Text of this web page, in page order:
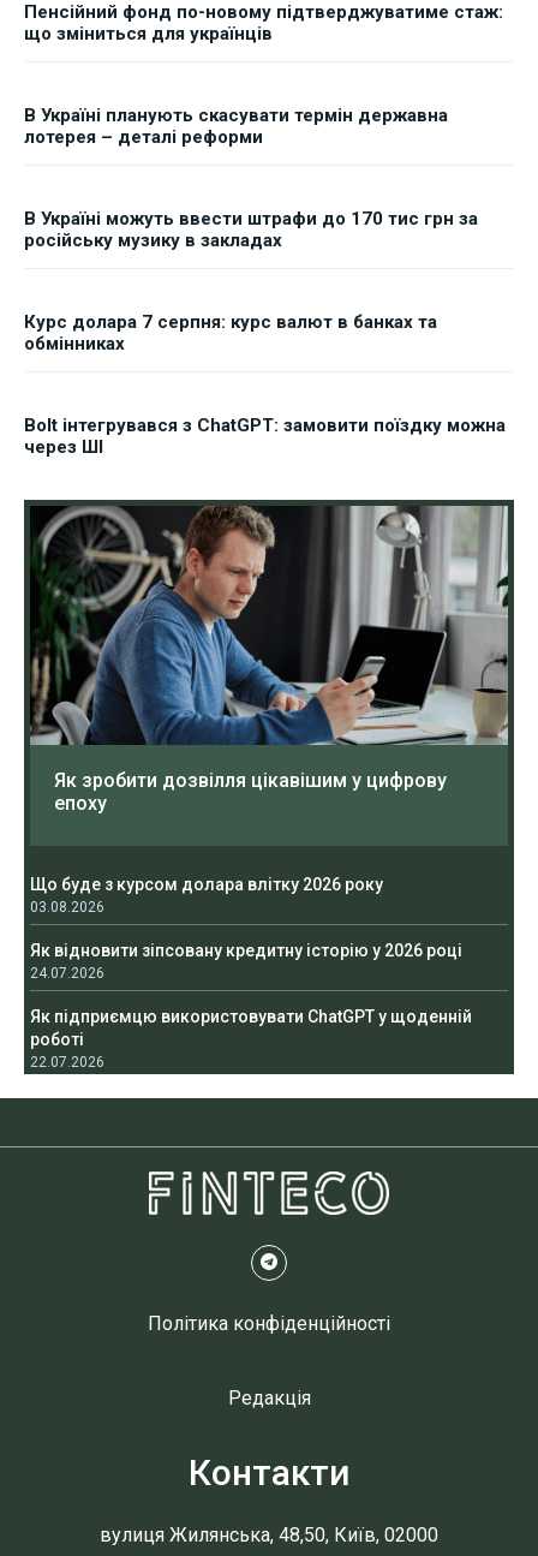
Пенсійний фонд по-новому підтверджуватиме стаж:
що зміниться для українців
В Україні планують скасувати термін державна
лотерея – деталі реформи
В Україні можуть ввести штрафи до 170 тис грн за
російську музику в закладах
Курс долара 7 серпня: курс валют в банках та
обмінниках
Bolt інтегрувався з ChatGPT: замовити поїздку можна
через ШІ
Як зробити дозвілля цікавішим у цифрову
епоху
Що буде з курсом долара влітку 2026 року
03.08.2026
Як відновити зіпсовану кредитну історію у 2026 році
24.07.2026
Як підприємцю використовувати ChatGPT у щоденній
роботі
22.07.2026
Політика конфіденційності
Редакція
Контакти
вулиця Жилянська, 48,50, Київ, 02000